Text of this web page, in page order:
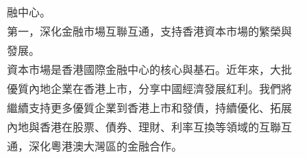
融中心。
第一，深化金融市場互聯互通，支持香港資本市場的繁榮與
發展。
資本市場是香港國際金融中心的核心與基石。近年來，大批
優質內地企業在香港上市，分享中國經濟發展紅利。我們將
繼續支持更多優質企業到香港上市和發債，持續優化、拓展
內地與香港在股票、債券、理財、利率互換等領域的互聯互
通，深化粵港澳大灣區的金融合作。